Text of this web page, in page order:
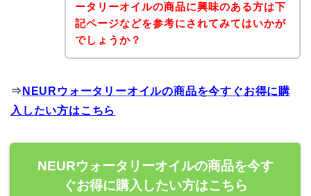
ータリーオイルの商品に興味のある方は下
記ページなどを参考にされてみてはいかが
でしょうか？
⇒ NEURウォータリーオイルの商品を今すぐお得に購
入したい方はこちら
NEURウォータリーオイルの商品を今す
ぐお得に購入したい方はこちら